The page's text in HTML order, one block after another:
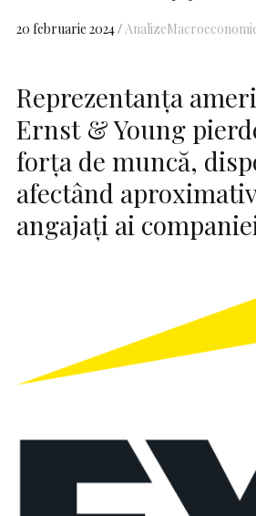
20 februarie 2024 Analize
Reprezentanţa
Ernst & Young
forța de muncă,
afectând
angajați ai